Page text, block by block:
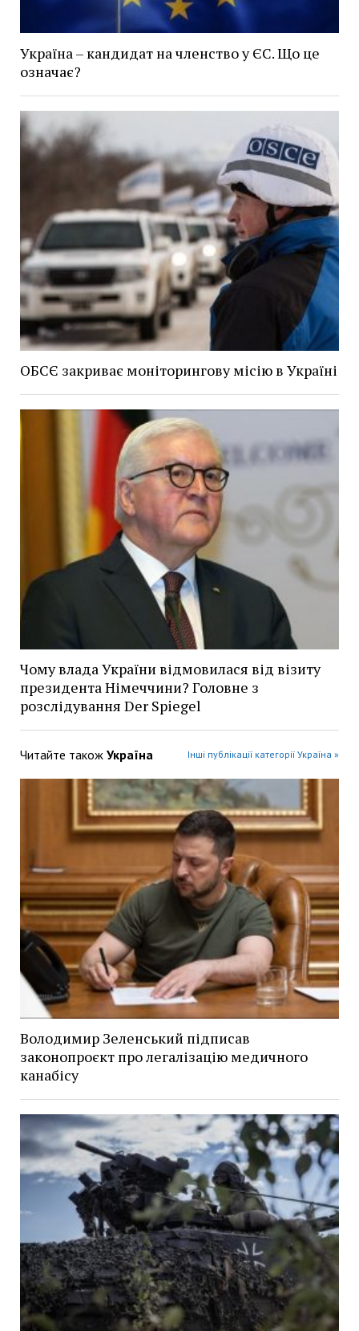
Україна – кандидат на членство у ЄС. Що це
означає?
ОБСЄ закриває моніторингову місію в Україні
Чому влада України відмовилася від візиту
президента Німеччини? Головне з
розслідування Der Spiegel
Читайте також Україна Інші публікації категорії Україна »
Володимир Зеленський підписав
законопроєкт про легалізацію медичного
канабісу